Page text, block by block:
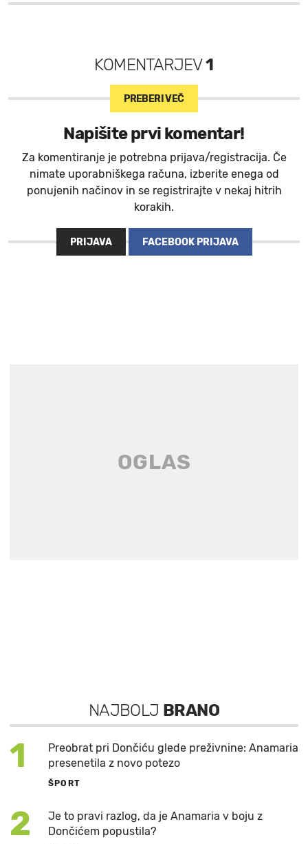
KOMENTARJEV1
PREBERI VEČ
Napišite prvi komentar!
Za komentiranje je potrebna prijava/registracija. Če
nimate uporabniškega računa, izberite enega od
ponujenih načinov in se registrirajte v nekaj hitrih
korakih.
PRIJAVA FACEBOOK PRIJAVA
NAJBOLJ BRANO
1
Preobrat pri Dončiću glede preživnine: Anamaria
presenetila z novo potezo
ŠPORT
2
Je to pravi razlog, da je Anamaria v boju z
Dončićem popustila?